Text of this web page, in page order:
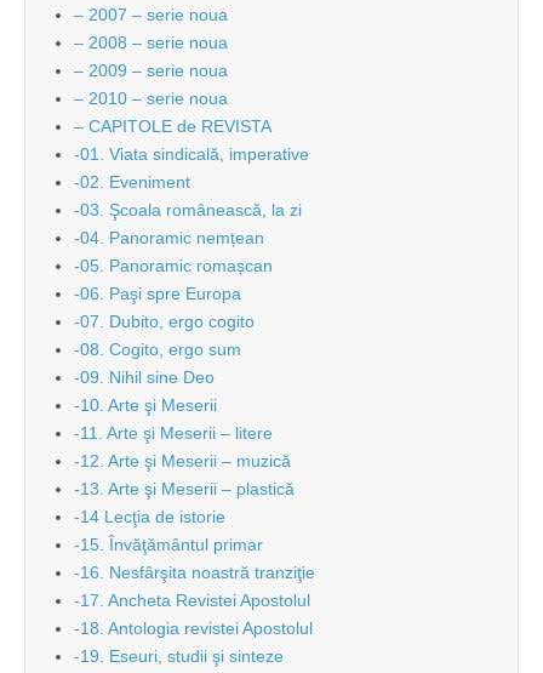
– 2007 – serie noua
– 2008 – serie noua
– 2009 – serie noua
– 2010 – serie noua
– CAPITOLE de REVISTA
-01. Viata sindicală, imperative
-02. Eveniment
-03. Şcoala românească, la zi
-04. Panoramic nemțean
-05. Panoramic romașcan
-06. Paşi spre Europa
-07. Dubito, ergo cogito
-08. Cogito, ergo sum
-09. Nihil sine Deo
-10. Arte şi Meserii
-11. Arte şi Meserii – litere
-12. Arte şi Meserii – muzică
-13. Arte şi Meserii – plastică
-14 Lecţia de istorie
-15. Învăţământul primar
-16. Nesfârşita noastră tranziţie
-17. Ancheta Revistei Apostolul
-18. Antologia revistei Apostolul
-19. Eseuri, studii şi sinteze